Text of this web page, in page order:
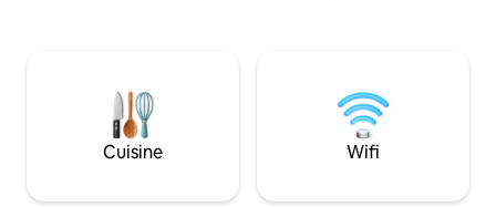
Cuisine Wifi